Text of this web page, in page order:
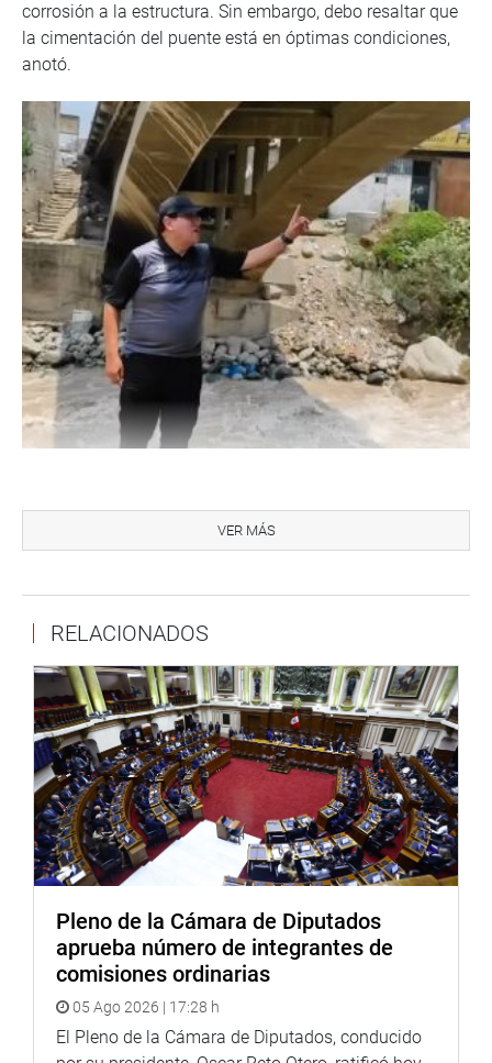
corrosión a la estructura. Sin embargo, debo resaltar que
la cimentación del puente está en óptimas condiciones,
anotó.
más. Ancash, región que estoy visitando por semana de
representación, tiene mucho que ofrecer, tal como señalan
los representantes de la Cámara de Comercio y Turismo
de la región, con quienes me reuní hoy para conversar
sobre el tema”.
Soriano se reunió con los fiscales titulares de la provincia
del Santa para conocer de cerca sus necesidades y
VER MÁS
RELACIONADOS
Pleno de la Cámara de Diputados
aprueba número de integrantes de
comisiones ordinarias
05 Ago 2026 | 17:28 h
El Pleno de la Cámara de Diputados, conducido